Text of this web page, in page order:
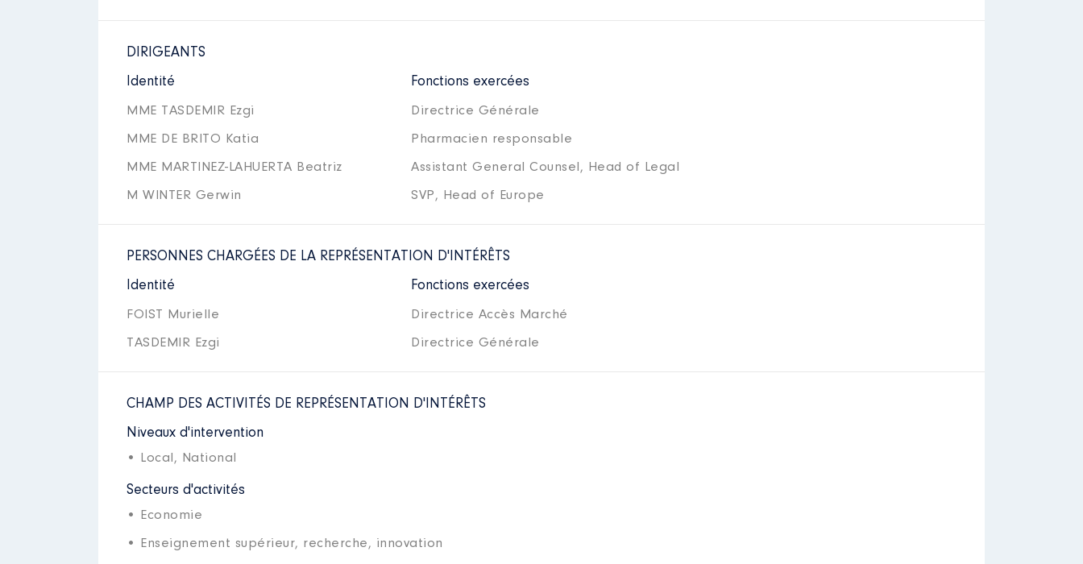
DIRIGEANTS
Identité
Fonctions exercées
MME TASDEMIR Ezgi Directrice Générale
MME DE BRITO Katia Pharmacien responsable
MME MARTINEZ-LAHUERTA Beatriz Assistant General Counsel, Head of Legal
M WINTER Gerwin SVP, Head of Europe
PERSONNES CHARGÉES DE LA REPRÉSENTATION D'INTÉRÊTS
Identité
Fonctions exercées
FOIST Murielle Directrice Accès Marché
TASDEMIR Ezgi Directrice Générale
CHAMP DES ACTIVITÉS DE REPRÉSENTATION D'INTÉRÊTS
Niveaux d'intervention
• Local, National
Secteurs d'activités
• Economie
• Enseignement supérieur, recherche, innovation